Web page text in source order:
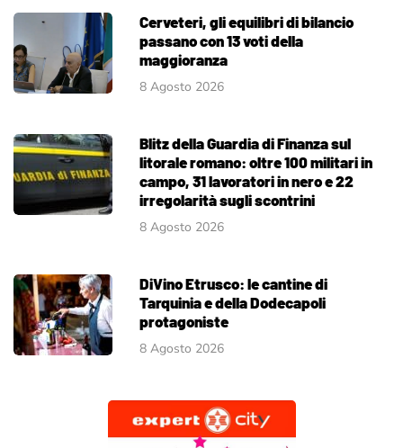
Cerveteri, gli equilibri di bilancio
passano con 13 voti della
maggioranza
8 Agosto 2026
Blitz della Guardia di Finanza sul
litorale romano: oltre 100 militari in
campo, 31 lavoratori in nero e 22
irregolarità sugli scontrini
8 Agosto 2026
DiVino Etrusco: le cantine di
Tarquinia e della Dodecapoli
protagoniste
8 Agosto 2026